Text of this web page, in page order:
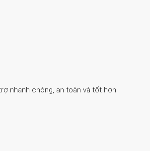
nhanh chóng, an toàn và tốt hơn.